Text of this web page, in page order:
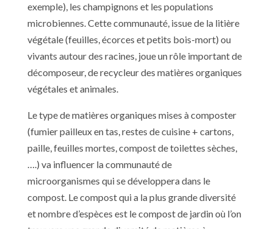
exemple), les champignons et les populations
microbiennes. Cette communauté, issue de la litière
végétale (feuilles, écorces et petits bois-mort) ou
vivants autour des racines, joue un rôle important de
décomposeur, de recycleur des matières organiques
végétales et animales.
Le type de matières organiques mises à composter
(fumier pailleux en tas, restes de cuisine + cartons,
paille, feuilles mortes, compost de toilettes sèches,
….) va influencer la communauté de
microorganismes qui se développera dans le
compost. Le compost qui a la plus grande diversité
et nombre d’espèces est le compost de jardin où l’on